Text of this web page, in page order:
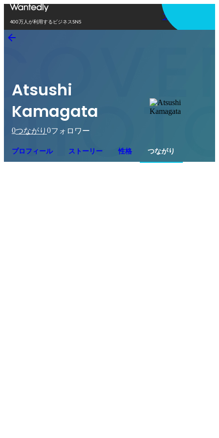
400万人が利用するビジネスSNS
アプリを使う
Atsushi
Kamagata
0つながり 0フォロワー
プロフィール ストーリー 性格 つながり